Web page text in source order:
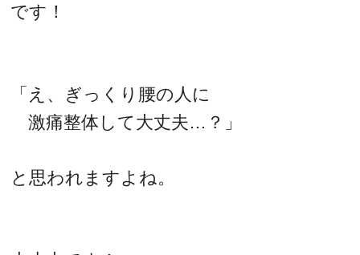
です！
「え、ぎっくり腰の人に
激痛整体して大丈夫…？」
と思われますよね。